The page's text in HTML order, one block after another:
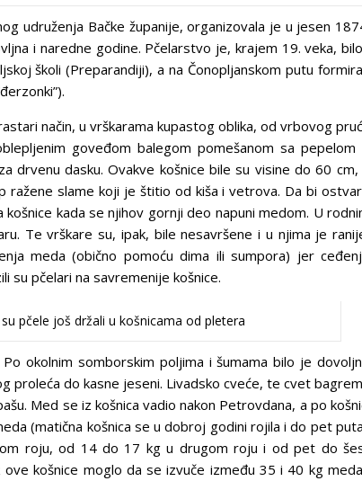
udruženja Bačke županije, organizovala je u jesen
i naredne godine. Pčelarstvo je, krajem 19. veka,
školi (Preparandiji), a na Čonopljanskom putu
način, u vrškarama kupastog oblika, od vrbovog
goveđom balegom pomešanom sa pepelom
drvenu dasku. Ovakve košnice bile su visine do 60 cm,
slame koji je štitio od kiša i vetrova. Da bi
kada se njihov gornji deo napuni medom. U
Te vrškare su, ipak, bile nesavršene i u njima je
meda (obično pomoću dima ili sumpora) jer
su pčelari na savremenije košnice.
pčele još držali u košnicama od pletera
okolnim somborskim poljima i šumama bilo je
proleća do kasne jeseni. Livadsko cveće, te cvet
Med se iz košnica vadio nakon Petrovdana, a po
(matična košnica se u dobroj godini rojila i do pet
roju, od 14 do 17 kg u drugom roju i od pet do
košnice moglo da se izvuče između 35 i 40 kg